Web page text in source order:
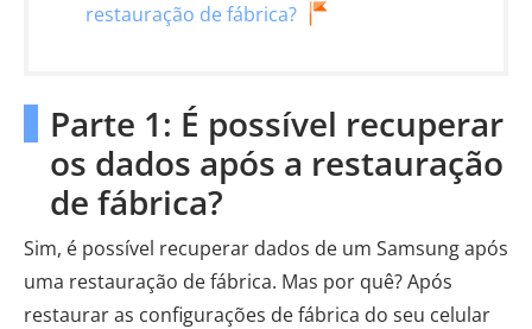
restauração de fábrica?
Parte 1: É possível recuperar
os dados após a restauração
de fábrica?
Sim, é possível recuperar dados de um Samsung após
uma restauração de fábrica. Mas por quê? Após
restaurar as configurações de fábrica do seu celular